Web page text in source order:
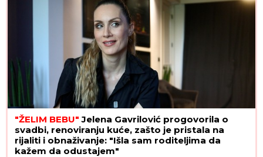
"ŽELIM BEBU" Jelena Gavrilović progovorila o
svadbi, renoviranju kuće, zašto je pristala na
rijaliti i obnaživanje: "Išla sam roditeljima da
kažem da odustajem"